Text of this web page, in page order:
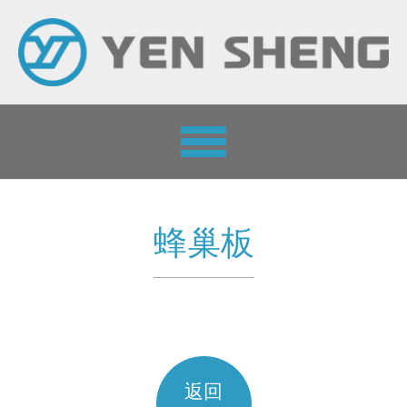
Toggle
navigation
蜂巢板
返回